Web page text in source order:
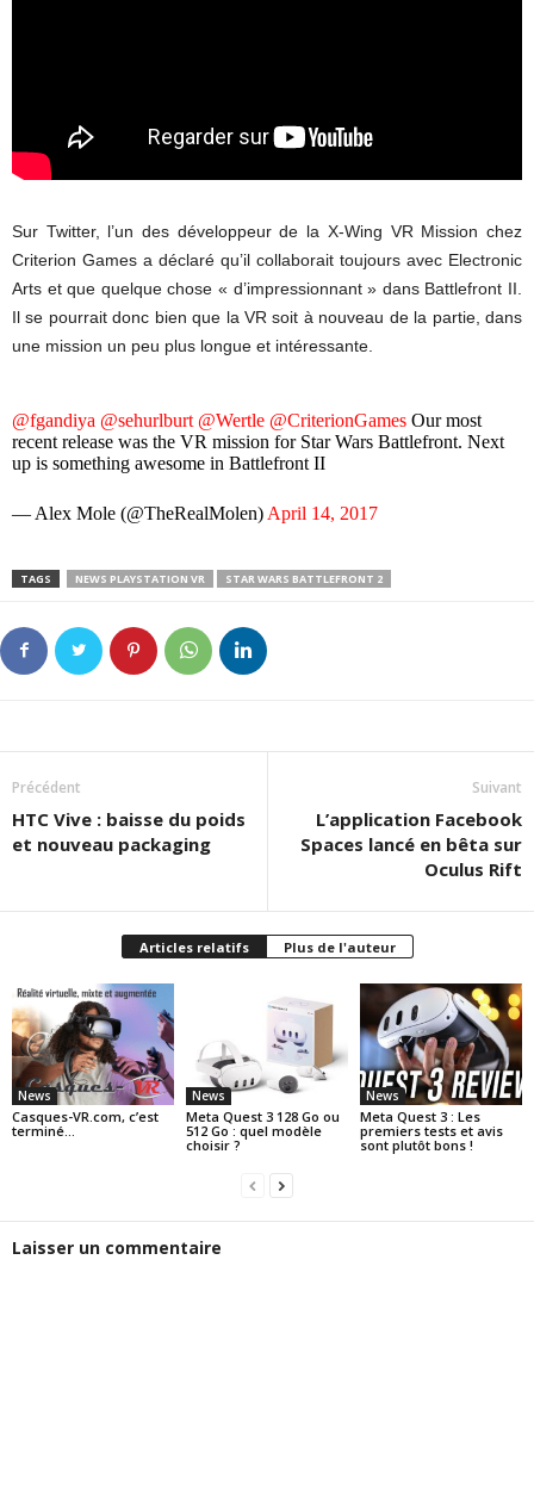
Sur Twitter, l’un des développeur de la X-Wing VR Mission chez
Criterion Games a déclaré qu’il collaborait toujours avec Electronic
Arts et que quelque chose « d’impressionnant » dans Battlefront II.
Il se pourrait donc bien que la VR soit à nouveau de la partie, dans
une mission un peu plus longue et intéressante.
@fgandiya @sehurlburt @Wertle @CriterionGames Our most
recent release was the VR mission for Star Wars Battlefront. Next
up is something awesome in Battlefront II
— Alex Mole (@TheRealMolen) April 14, 2017
TAGS NEWS PLAYSTATION VR STAR WARS BATTLEFRONT 2
Précédent
HTC Vive : baisse du poids
et nouveau packaging
Suivant
L’application Facebook
Spaces lancé en bêta sur
Oculus Rift
Articles relatifs Plus de l'auteur
News
Casques-VR.com, c’est
terminé…
News
Meta Quest 3 128 Go ou
512 Go : quel modèle
choisir ?
News
Meta Quest 3 : Les
premiers tests et avis
sont plutôt bons !
Laisser un commentaire